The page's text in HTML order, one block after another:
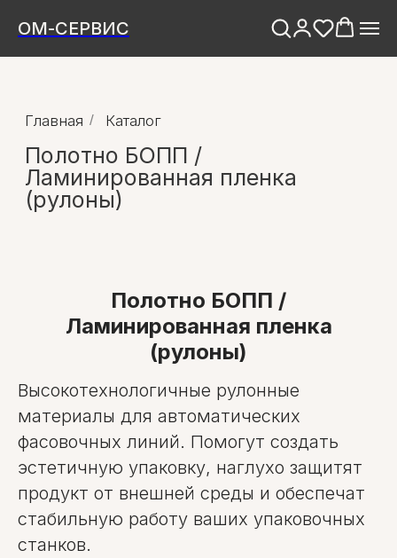
ОМ-СЕРВИС
Полотно БОПП /
Ламинированная пленка
(рулоны)
Полотно БОПП /
Ламинированная пленка
(рулоны)
Высокотехнологичные рулонные
материалы для автоматических
фасовочных линий. Помогут создать
эстетичную упаковку, наглухо защитят
продукт от внешней среды и обеспечат
стабильную работу ваших упаковочных
станков.
пленка (рулоны)